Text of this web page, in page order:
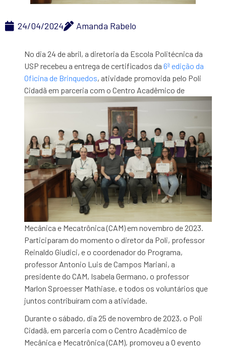
24/04/2024 Amanda Rabelo
No dia 24 de abril, a diretoria da Escola Politécnica da
USP recebeu a entrega de certificados da6ª edição da
Oficina de Brinquedos, atividade promovida pelo Poli
Cidadã em parceria com o Centro Acadêmico de
Mecânica e Mecatrônica (CAM) em novembro de 2023.
Participaram do momento o diretor da Poli, professor
Reinaldo Giudici, e o coordenador do Programa,
professor Antonio Luis de Campos Mariani, a
presidente do CAM, Isabela Germano, o professor
Marlon Sproesser Mathiase, e todos os voluntários que
juntos contribuíram com a atividade.
Durante o sábado, dia 25 de novembro de 2023, o Poli
Cidadã, em parceria com o Centro Acadêmico de
Mecânica e Mecatrônica (CAM), promoveu a O evento